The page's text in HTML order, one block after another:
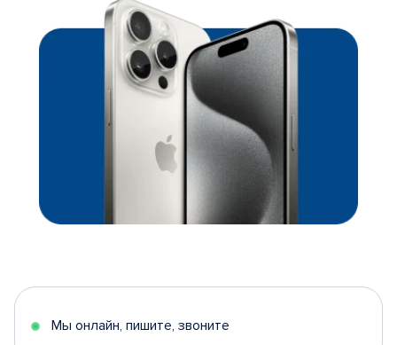
Мы онлайн, пишите, звоните